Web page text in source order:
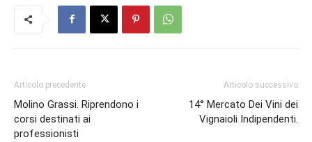
Articolo precedente
Molino Grassi. Riprendono i
corsi destinati ai
professionisti
Articolo successivo
14° Mercato Dei Vini dei
Vignaioli Indipendenti.